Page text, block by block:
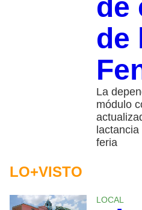
de
de
La
módulo
feria
LO+VISTO
LOCAL